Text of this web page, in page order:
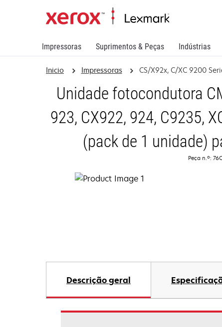
Impressoras Suprimentos & Peças Indústrias
Inicio Impressoras CS/X92x, C/XC 9200
Unidade fotocondutora
923, CX922, 924, C9235,
(pack de 1 unidade)
Peça n.º:
Descrição geral